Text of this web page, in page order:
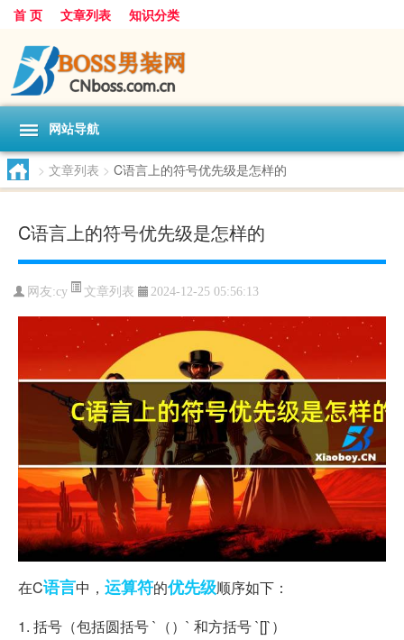
首 页 文章列表 知识分类
网站导航
> 文章列表 > C语言上的符号优先级是怎样的
C语言上的符号优先级是怎样的
网友:cy 文章列表 2024-12-25 05:56:13
在C语言中， 运算符的优先级顺序如下：
1. 括号（包括圆括号 `（）` 和方括号 `[]`）